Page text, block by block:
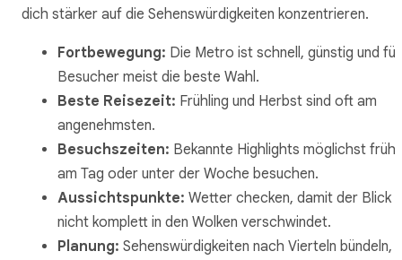
dich stärker auf die Sehenswürdigkeiten konzentrieren.
Fortbewegung: Die Metro ist schnell, günstig und für
Besucher meist die beste Wahl.
Beste Reisezeit: Frühling und Herbst sind oft am
angenehmsten.
Besuchszeiten: Bekannte Highlights möglichst früh
am Tag oder unter der Woche besuchen.
Aussichtspunkte: Wetter checken, damit der Blick
nicht komplett in den Wolken verschwindet.
Planung: Sehenswürdigkeiten nach Vierteln bündeln,